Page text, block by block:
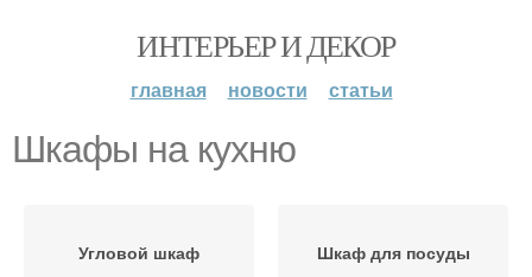
ИНТЕРЬЕР И ДЕКОР
главная новости статьи
Шкафы на кухню
Угловой шкаф Шкаф для посуды